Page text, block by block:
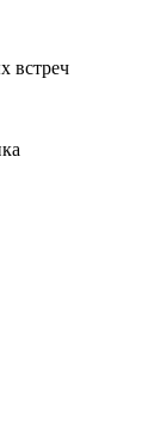
встреч